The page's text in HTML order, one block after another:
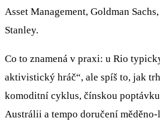
Asset Management, Goldman
Stanley.
Co to znamená v praxi: u Rio
aktivistický hráč“, ale spíš to, jak
komoditní cyklus, čínskou
Austrálii a tempo doručení